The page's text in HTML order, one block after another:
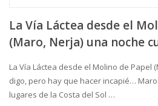
La Vía Láctea desde el
(Maro, Nerja) una noche
La Vía Láctea desde el Molino de Papel
digo, pero hay que hacer incapié…
lugares de la Costa del Sol …